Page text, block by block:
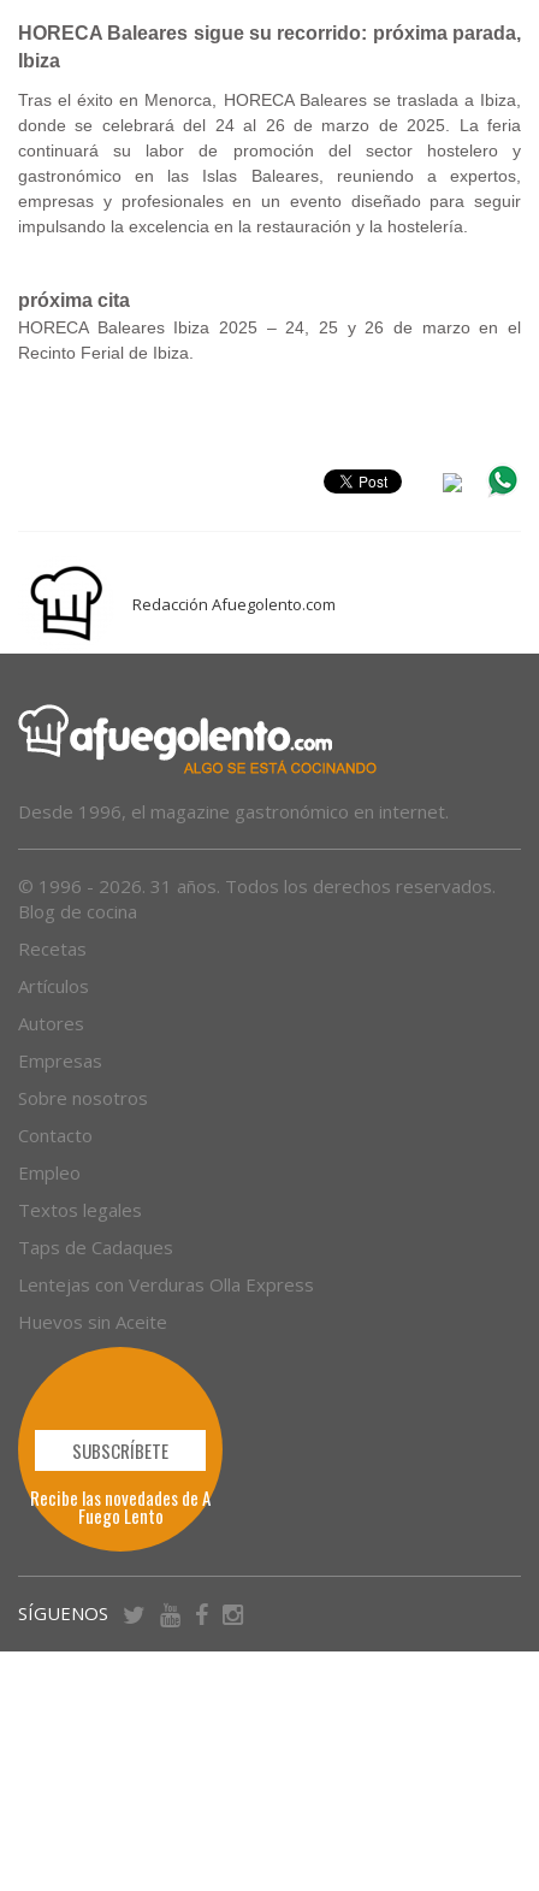
HORECA Baleares sigue su recorrido: próxima parada,
Ibiza
Tras el éxito en Menorca, HORECA Baleares se traslada a Ibiza,
donde se celebrará del 24 al 26 de marzo de 2025. La feria
continuará su labor de promoción del sector hostelero y
gastronómico en las Islas Baleares, reuniendo a expertos,
empresas y profesionales en un evento diseñado para seguir
impulsando la excelencia en la restauración y la hostelería.
próxima cita
HORECA Baleares Ibiza 2025 – 24, 25 y 26 de marzo en el
Recinto Ferial de Ibiza.
Redacción Afuegolento.com
Desde 1996, el magazine gastronómico en internet.
© 1996 - 2026. 31 años. Todos los derechos reservados.
Blog de cocina
Recetas
Artículos
Autores
Empresas
Sobre nosotros
Contacto
Empleo
Textos legales
Taps de Cadaques
Lentejas con Verduras Olla Express
Huevos sin Aceite
SUBSCRÍBETE
Recibe las novedades de A
Fuego Lento
SÍGUENOS